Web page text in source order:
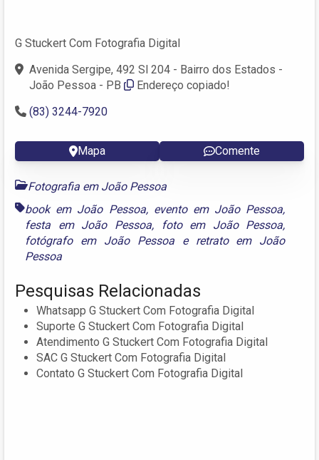
G Stuckert Com Fotografia Digital
Avenida Sergipe, 492 Sl 204 - Bairro dos Estados -
João Pessoa - PB
Endereço copiado!
(83) 3244-7920
Mapa Comente
Fotografia em João Pessoa
book em João Pessoa, evento em João Pessoa,
festa em João Pessoa, foto em João Pessoa,
fotógrafo em João Pessoae retrato em João
Pessoa
Pesquisas Relacionadas
Whatsapp G Stuckert Com Fotografia Digital
Suporte G Stuckert Com Fotografia Digital
Atendimento G Stuckert Com Fotografia Digital
SAC G Stuckert Com Fotografia Digital
Contato G Stuckert Com Fotografia Digital